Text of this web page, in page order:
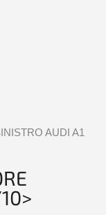
AUDI A1